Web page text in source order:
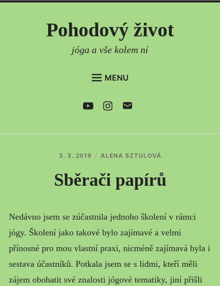
Pohodový život
jóga a vše kolem ní
MENU
ČLÁNKY
PRAVIDELNÉ LEKCE
ONLINE LEKCE
MŮJ PŘÍBĚH
YoutubeInstagram
e-
3. 3. 2019 ALENA SZTULOVÁ
Sběrači papírů
Nedávno jsem se zúčastnila jednoho školení v rámci
jógy. Školení jako takové bylo zajímavé a velmi
přínosné pro mou vlastní praxi, nicméně zajímavá byla i
sestava účastníků. Potkala jsem se s lidmi, kteří měli
zájem obohatit své znalosti jógové tematiky, jiní přišli